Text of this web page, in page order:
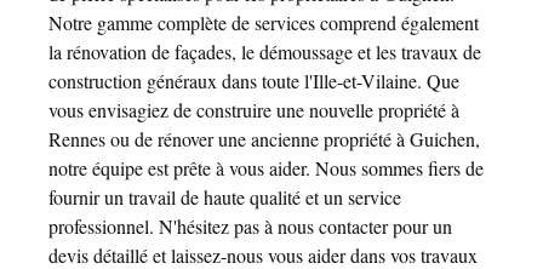
Notre gamme complète de services comprend également
la rénovation de façades, le démoussage et les travaux de
construction généraux dans toute l'Ille-et-Vilaine. Que
vous envisagiez de construire une nouvelle propriété à
Rennes ou de rénover une ancienne propriété à Guichen,
notre équipe est prête à vous aider. Nous sommes fiers de
fournir un travail de haute qualité et un service
professionnel. N'hésitez pas à nous contacter pour un
devis détaillé et laissez-nous vous aider dans vos travaux